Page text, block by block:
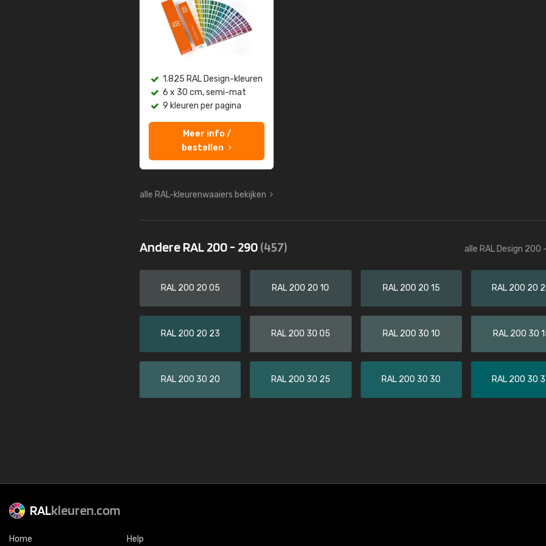
1.825 RAL Design-kleuren
6 x 30 cm, semi-mat
9 kleuren per pagina
Meer info /
bestellen
alle RAL-kleurenwaaiers bekijken
Andere RAL 200 - 290(457) alle RAL Design 200
RAL 200 20 05 RAL 200 20 10 RAL 200 20 15 RAL 200 20
RAL 200 20 23 RAL 200 30 05 RAL 200 30 10 RAL 200 30
RAL 200 30 20 RAL 200 30 25 RAL 200 30 30 RAL 200 30
RALkleuren.com
Home Help